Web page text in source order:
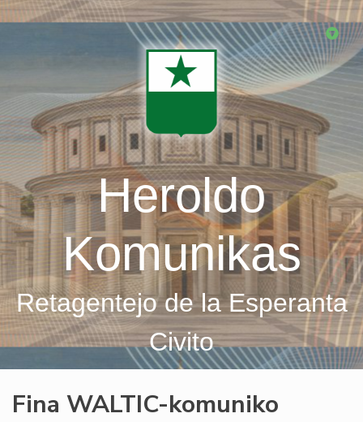
Skip
Heroldo
Komunikas
Retagentejo de la Esperanta
Civito
Fina WALTIC-komuniko